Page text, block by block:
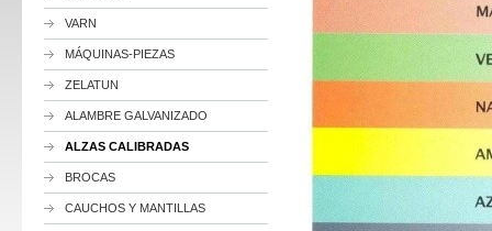
VARN
MÁQUINAS-PIEZAS
ZELATUN
ALAMBRE GALVANIZADO
ALZAS CALIBRADAS
BROCAS
CAUCHOS Y MANTILLAS